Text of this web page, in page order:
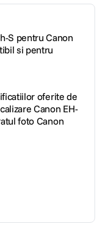
S pentru Canon
si pentru
oferite de
Canon EH-
foto Canon